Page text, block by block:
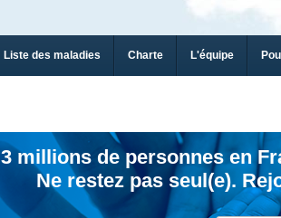
Liste des maladies Charte L'équipe
3 millions de personnes en
Ne restez pas seul(e).